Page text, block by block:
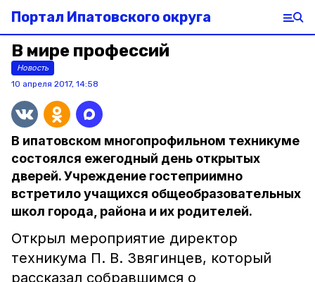
Портал Ипатовского округа
В мире профессий
Новость
10 апреля 2017, 14:58
В ипатовском многопрофильном техникуме
состоялся ежегодный день открытых
дверей. Учреждение гостеприимно
встретило учащихся общеобразовательных
школ города, района и их родителей.
Открыл мероприятие директор
техникума П. В. Звягинцев, который
рассказал собравшимся о